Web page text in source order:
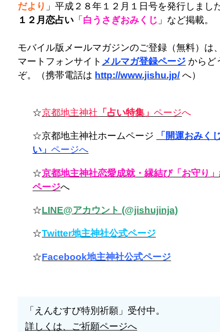
だより 」平成２８年１２月１日号を発行しまし
１２月恋占い 「白うさぎおみくじ 」など掲載。
モバイル版メールマガジンのご登録（無料）は
マートフォンサイト メルマガ登録ページ からど
ぞ。（携帯電話は http://www.jishu.jp/ へ）
☆京都地主神社 「占い特集」ページへ
☆京都地主神社ホームページ
「開運おみく
い」ページへ
☆京都地主神社恋愛成就・縁結び「お守り
ページへ
☆LINE@アカウント (@jishujinja)
☆Twitter地主神社公式ページ
☆Facebook地主神社公式ページ
「えんむすび特別祈願」受付中。
詳しくは、ご祈願ページへ